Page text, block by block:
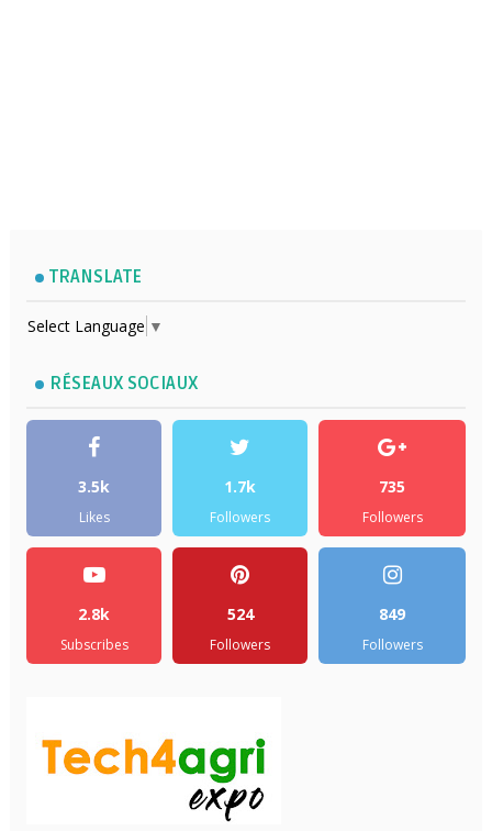
TRANSLATE
Select Language ▼
RÉSEAUX SOCIAUX
3.5k
Likes
1.7k
Followers
735
Followers
2.8k
Subscribes
524
Followers
849
Followers